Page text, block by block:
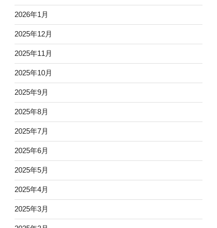
2026年1月
2025年12月
2025年11月
2025年10月
2025年9月
2025年8月
2025年7月
2025年6月
2025年5月
2025年4月
2025年3月